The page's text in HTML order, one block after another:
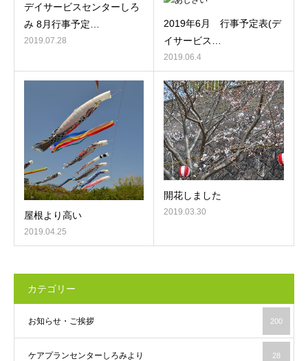
デイサービスセンターしろ
み 8月行事予定…
2019.07.28
2019年6月 行事予定表(デ
イサービス…
2019.06.4
屋根より高い
2019.04.25
開花しました
2019.03.30
カテゴリー
お知らせ・ご挨拶 200
ケアプランセンターしろみより 28